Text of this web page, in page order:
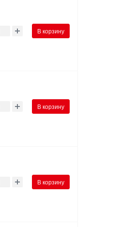
В корзину
В корзину
В корзину